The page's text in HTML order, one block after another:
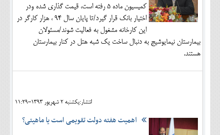
کمیسیون ماده 5 رفته است، قیمت گذاری شده ودر
اختیار بانک قرار گیرد/تا پایان سال 94 ، هزار کارگر در
این کارخانه مشغول به فعالیت شوند/مسئولان
بیمارستان نیمایوشیج به دنبال ساخت یک شبه هتل در کنار بیمارستان
هستند.
انتشار:يکشنبه 2 شهريور 1393-11:29
اهمیت هفته دولت تقویمی است یا ماهیتی؟